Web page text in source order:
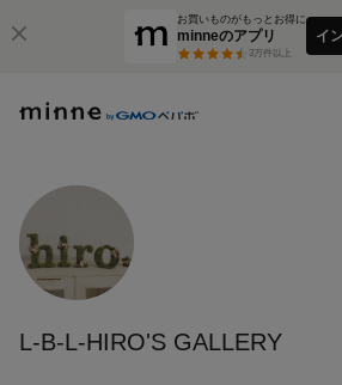
お買いものがもっとお得に
minneのアプリ
3万件以上
イ
L-B-L-HIRO'S GALLERY